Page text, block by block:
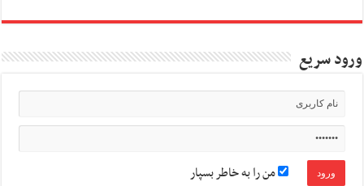
ورود سریع
من را به خاطر بسپار